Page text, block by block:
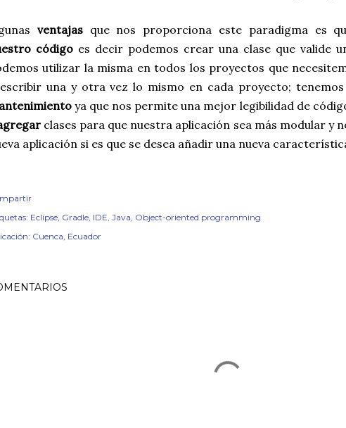
ventajas que nos proporciona este paradigma es
código es decir podemos crear una clase que valide
utilizar la misma en todos los proyectos que
una y otra vez lo mismo en cada proyecto;
ya que nos permite una mejor legibilidad de
clases para que nuestra aplicación sea más modular y
aplicación si es que se desea añadir una nueva
Eclipse Gradle IDE Java Object-oriented programming
Cuenca, Ecuador